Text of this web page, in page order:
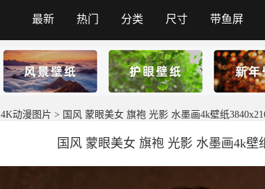
最新 热门 分类 尺寸 带鱼屏
4K动漫图片 > 国风 蒙眼美女 旗袍 光影 水墨画4k壁纸
国风 蒙眼美女 旗袍 光影 水墨画4k壁